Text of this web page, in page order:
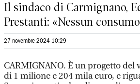
Il sindaco di Carmignano,
Prestanti: «Nessun
27 novembre 2024 10:29
CARMIGNANO. È un progetto del
di 1 milione e 204 mila euro, e